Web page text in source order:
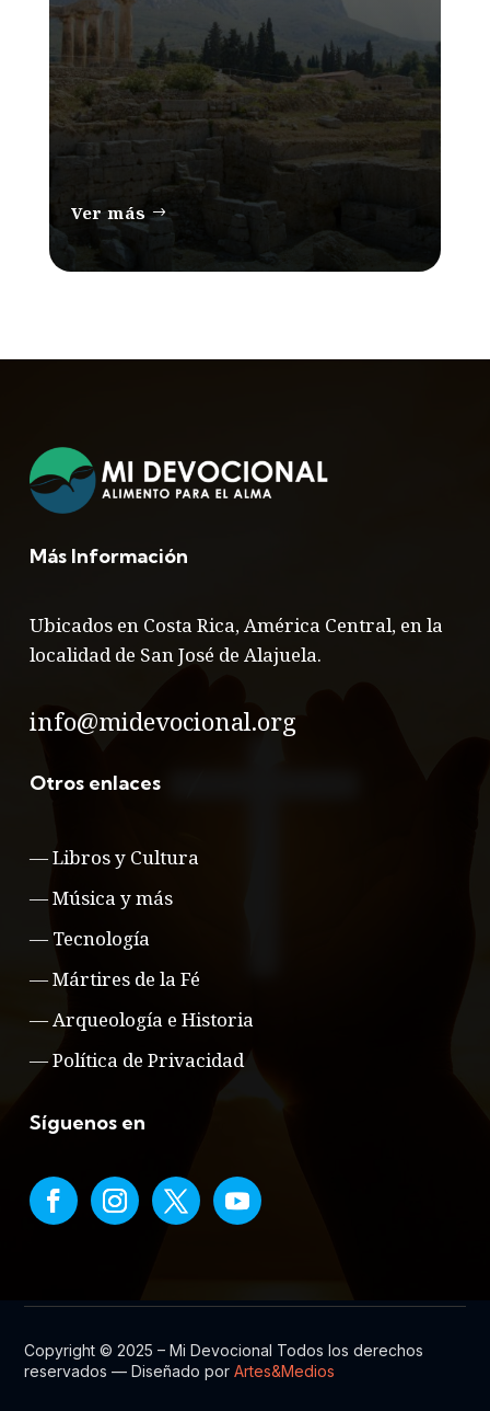
Ver más
Más Información
Ubicados en Costa Rica, América Central, en la
localidad de San José de Alajuela.
info@midevocional.org
Otros enlaces
—Libros y Cultura
—Música y más
— Tecnología
—Mártires de la Fé
—Arqueología e Historia
—Política de Privacidad
Síguenos en
Copyright © 2025 – Mi Devocional Todos los derechos
reservados — Diseñado porArtes&Medios